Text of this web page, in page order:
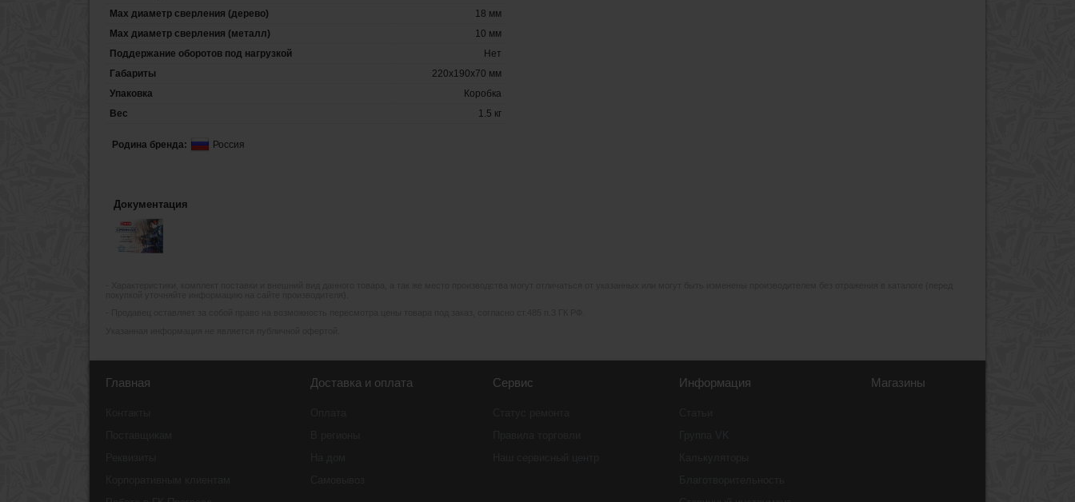
Max диаметр сверления (дерево)
18 мм
Max диаметр сверления (металл)
10 мм
Поддержание оборотов под нагрузкой
Нет
Габариты
220х190х70 мм
Упаковка
Коробка
Вес
1.5 кг
Родина бренда: Россия
Документация
Главная Доставка и оплата Сервис Информация Магазины